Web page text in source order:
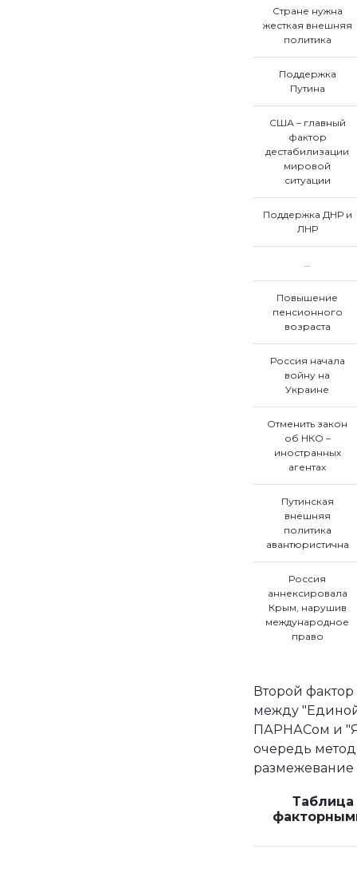
Стране нужна
жесткая внешняя
политика
Поддержка
Путина
США – главный
фактор
дестабилизации
мировой
ситуации
Поддержка ДНР и
ЛНР
...
Повышение
пенсионного
возраста
Россия начала
войну на
Украине
Отменить закон
об НКО –
иностранных
агентах
Путинская
внешняя
политика
авантюристична
Россия
аннексировала
Крым, нарушив
международное
право
Второй
между
ПАРНАСом и
очередь
размежевание